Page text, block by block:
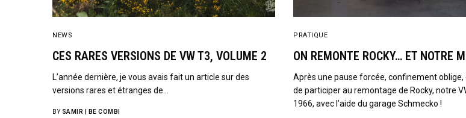
NEWS
CES RARES VERSIONS DE VW T3, VOLUME 2
L’année dernière, je vous avais fait un article sur des
versions rares et étranges de…
BY SAMIR | BE COMBI
PRATIQUE
ON REMONTE ROCKY… ET NOTRE
Après une pause forcée, confinement oblige,
de participer au remontage de Rocky, notre
1966, avec l’aide du garage Schmecko !